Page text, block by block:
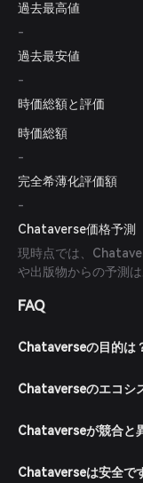
過去最高値
-
過去最安値
-
時価総額と評価
時価総額
-
完全希薄化評価額
-
Chataverse価格予測
現時点では、
や出版物からの予測は
FAQ
Chataverseの目的は
Chataverseのエコシ
Chataverseが競合と
Chataverseは安全で